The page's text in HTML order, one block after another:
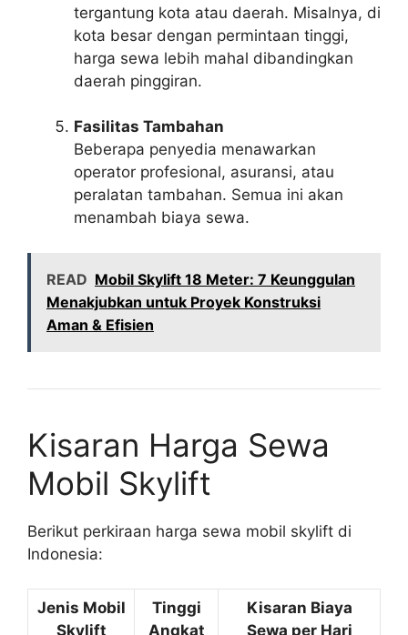
tergantung kota atau daerah. Misalnya, di
kota besar dengan permintaan tinggi,
harga sewa lebih mahal dibandingkan
daerah pinggiran.
Fasilitas Tambahan
Beberapa penyedia menawarkan
operator profesional, asuransi, atau
peralatan tambahan. Semua ini akan
menambah biaya sewa.
READ Mobil Skylift 18 Meter: 7 Keunggulan
Menakjubkan untuk Proyek Konstruksi
Aman & Efisien
Kisaran Harga Sewa
Mobil Skylift
Berikut perkiraan harga sewa mobil skylift di
Indonesia:
Jenis Mobil
Skylift
Tinggi
Angkat
Kisaran Biaya
Sewa per Hari